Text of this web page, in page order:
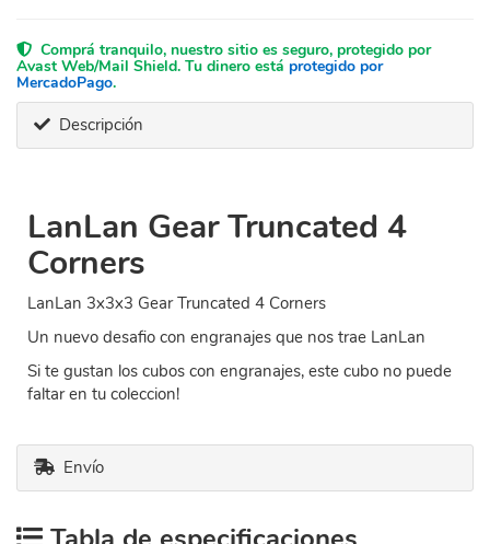
Comprá tranquilo, nuestro sitio es seguro, protegido por
Avast Web/Mail Shield. Tu dinero está protegido por
MercadoPago.
Descripción
LanLan Gear Truncated 4
Corners
LanLan 3x3x3 Gear Truncated 4 Corners
Un nuevo desafio con engranajes que nos trae LanLan
Si te gustan los cubos con engranajes, este cubo no puede
faltar en tu coleccion!
Envío